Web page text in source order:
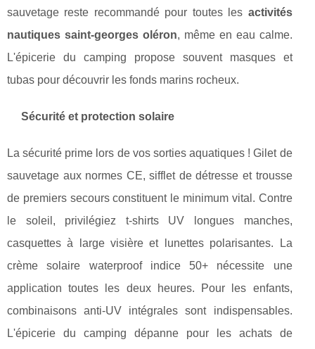
sauvetage reste recommandé pour toutes les activités
nautiques saint-georges oléron, même en eau calme.
L'épicerie du camping propose souvent masques et
tubas pour découvrir les fonds marins rocheux.
Sécurité et protection solaire
La sécurité prime lors de vos sorties aquatiques ! Gilet de
sauvetage aux normes CE, sifflet de détresse et trousse
de premiers secours constituent le minimum vital. Contre
le soleil, privilégiez t-shirts UV longues manches,
casquettes à large visière et lunettes polarisantes. La
crème solaire waterproof indice 50+ nécessite une
application toutes les deux heures. Pour les enfants,
combinaisons anti-UV intégrales sont indispensables.
L'épicerie du camping dépanne pour les achats de